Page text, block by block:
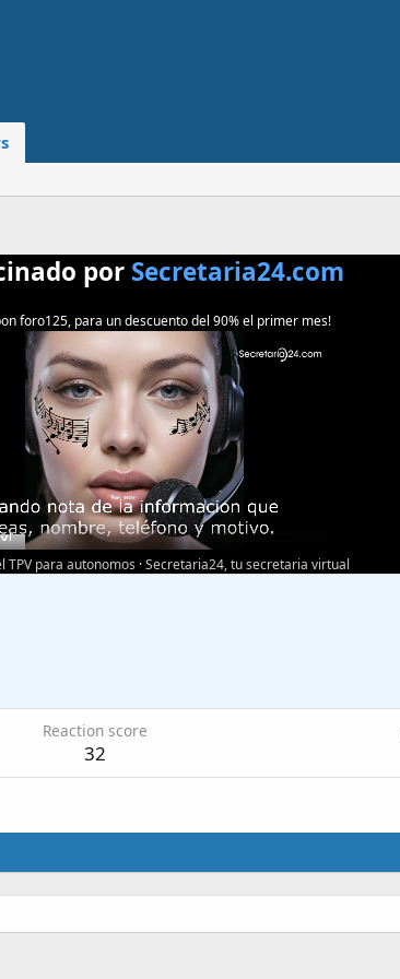
por Secretaria24.com
foro125, para un descuento del 90% el primer mes!
TPV para autonomos ·Secretaria24, tu secretaria virtual
Reaction score
32